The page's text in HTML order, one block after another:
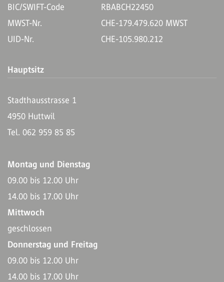
BIC/SWIFT-Code
RBABCH22450
MWST-Nr.
CHE-179.479.620 MWST
UID-Nr.
CHE-105.980.212
Hauptsitz
Stadthausstrasse 1
4950 Huttwil
Tel. 062 959 85 85
Montag und Dienstag
09.00 bis 12.00 Uhr
14.00 bis 17.00 Uhr
Mittwoch
geschlossen
Donnerstag und Freitag
09.00 bis 12.00 Uhr
14.00 bis 17.00 Uhr